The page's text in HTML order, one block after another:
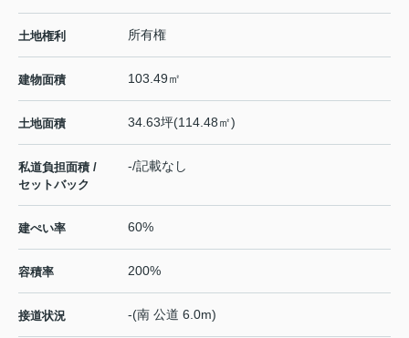
土地権利 所有権
建物面積 103.49㎡
土地面積 34.63坪(114.48㎡)
私道負担面積 /
セットバック
-/記載なし
建ぺい率 60%
容積率 200%
接道状況 -(南 公道 6.0m)